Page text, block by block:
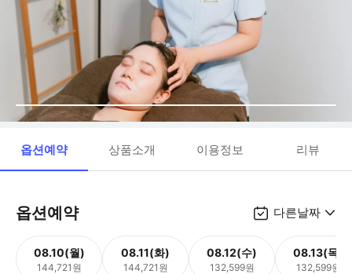
옵션예약 상품소개 이용정보 리뷰
옵션예약 다른날짜
08.10(월)
144,721원
08.11(화)
144,721원
08.12(수)
132,599원
08.13(목)
132,599원